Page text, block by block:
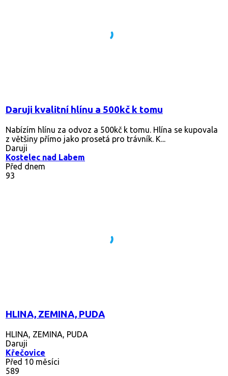
Daruji kvalitní hlínu a 500kč k tomu
Nabízím hlínu za odvoz a 500kč k tomu. Hlína se kupovala
z většiny přímo jako prosetá pro trávník. K...
Daruji
Kostelec nad Labem
Před dnem
93
HLINA, ZEMINA, PUDA
HLINA, ZEMINA, PUDA
Daruji
Křečovice
Před 10 měsíci
589